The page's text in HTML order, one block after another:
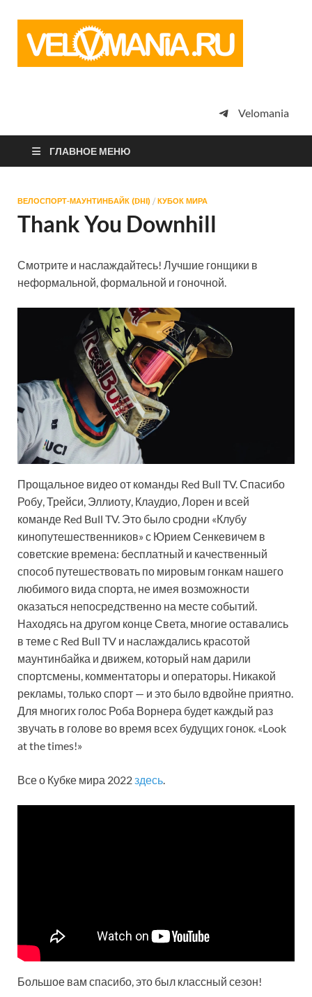
просто
Velomania
ГЛАВНОЕ МЕНЮ
ВЕЛОСПОРТ-МАУНТИНБАЙК (DHI) / КУБОК МИРА
Thank You Downhill
Смотрите и наслаждайтесь! Лучшие гонщики в
неформальной, формальной и гоночной.
Прощальное видео от команды Red Bull TV. Спасибо
Робу, Трейси, Эллиоту, Клаудио, Лорен и всей
команде Red Bull TV. Это было сродни «Клубу
кинопутешественников» с Юрием Сенкевичем в
советские времена: бесплатный и качественный
способ путешествовать по мировым гонкам нашего
любимого вида спорта, не имея возможности
оказаться непосредственно на месте событий.
Находясь на другом конце Света, многие оставались
в теме с Red Bull TV и наслаждались красотой
маунтинбайка и движем, который нам дарили
спортсмены, комментаторы и операторы. Никакой
рекламы, только спорт — и это было вдвойне приятно.
Для многих голос Роба Ворнера будет каждый раз
звучать в голове во время всех будущих гонок. «Look
at the times!»
Все о Кубке мира 2022здесь.
Большое вам спасибо, это был классный сезон!